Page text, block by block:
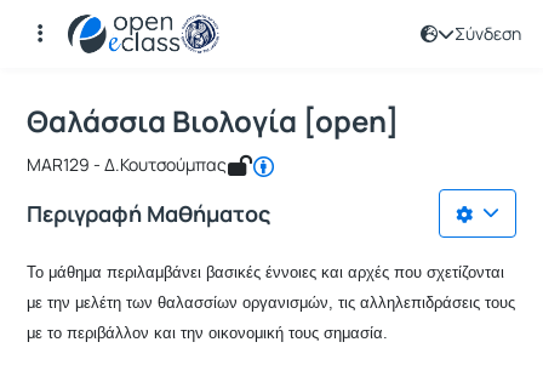
Σύνδεση
Αρχική Σελίδα
Μάθημα : Θαλάσσια Βιολογία [open]
Κωδικός : MAR129
Θαλάσσια Βιολογία [open]
MAR129 - Δ.Κουτσούμπας
Περιγραφή Μαθήματος
Το μάθημα περιλαμβάνει βασικές έννοιες και αρχές που σχετίζονται
με την μελέτη των θαλασσίων οργανισμών, τις αλληλεπιδράσεις τους
με το περιβάλλον και την οικονομική τους σημασία.